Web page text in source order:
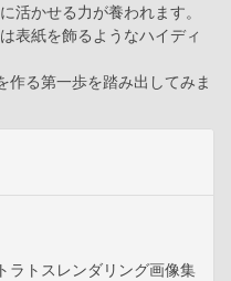
活かせる力が養われます。
表紙を飾るようなハイディ
作る第一歩を踏み出してみま
トスレンダリング画像集